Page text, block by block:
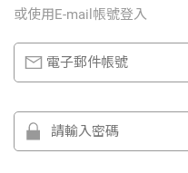
或使⽤E-mail帳號登入